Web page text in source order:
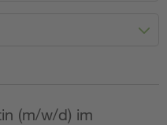
(m/w/d) im